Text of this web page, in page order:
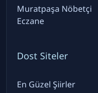
Muratpaşa Nöbetçi
Eczane
Dost Siteler
En Güzel Şiirler